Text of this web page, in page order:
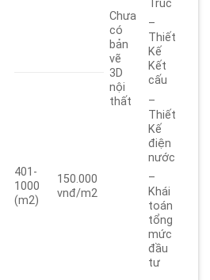
Chưa
có
bản
vẽ
3D
nội
thất
Trúc
–
Thiết
Kế
Kết
cấu
–
Thiết
Kế
điện
nước
–
Khái
toán
tổng
mức
đầu
tư
401-
1000
(m2)
150.000
vnđ/m2